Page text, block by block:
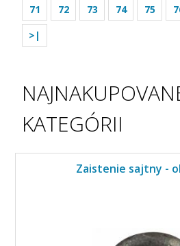
71
72 73 74 75
>|
KATEGÓRII
Zaistenie sajtny -